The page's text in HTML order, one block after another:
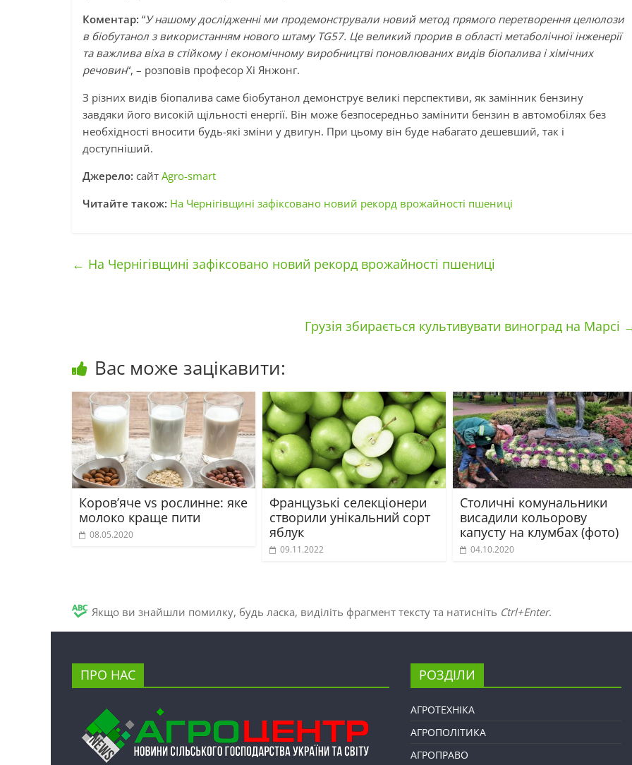
Коментар: “У нашому дослідженні ми продемонстрували новий метод прямого перетворення целюлози
в біобутанол з використанням нового штаму TG57. Це великий прорив в області метаболічної інженерії
та важлива віха в стійкому і економічному виробництві поновлюваних видів біопалива і хімічних
речовин“, – розповів професор Хі Янжонг.
З різних видів біопалива саме біобутанол демонструє великі перспективи, як замінник бензину
завдяки його високій щільності енергії. Він може безпосередньо замінити бензин в автомобілях без
необхідності вносити будь-які зміни у двигун. При цьому він буде набагато дешевший, так і
доступніший.
Джерело: сайт Agro-smart
Читайте також: На Чернігівщині зафіксовано новий рекорд врожайності пшениці
← На Чернігівщині зафіксовано новий рекорд врожайності пшениці
Грузія збирається культивувати виноград на Марсі
Вас може зацікавити:
Коров’яче vs рослинне: яке
молоко краще пити
08.05.2020
Французькі селекціонери
створили унікальний сорт
яблук
09.11.2022
Столичні комунальники
висадили кольорову
капусту на клумбах (фото)
04.10.2020
Якщо ви знайшли помилку, будь ласка, виділіть фрагмент тексту та натисніть Ctrl+Enter.
ПРО НАС РОЗДІЛИ
АГРОТЕХНІКА
АГРОПОЛІТИКА
АГРОПРАВО